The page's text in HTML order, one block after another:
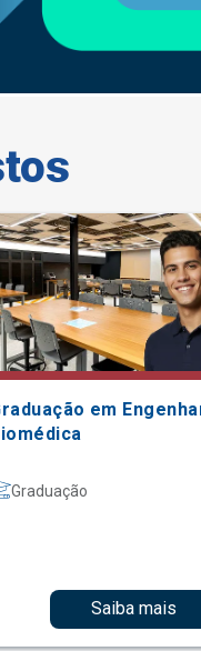
em
Graduação
Saiba mais